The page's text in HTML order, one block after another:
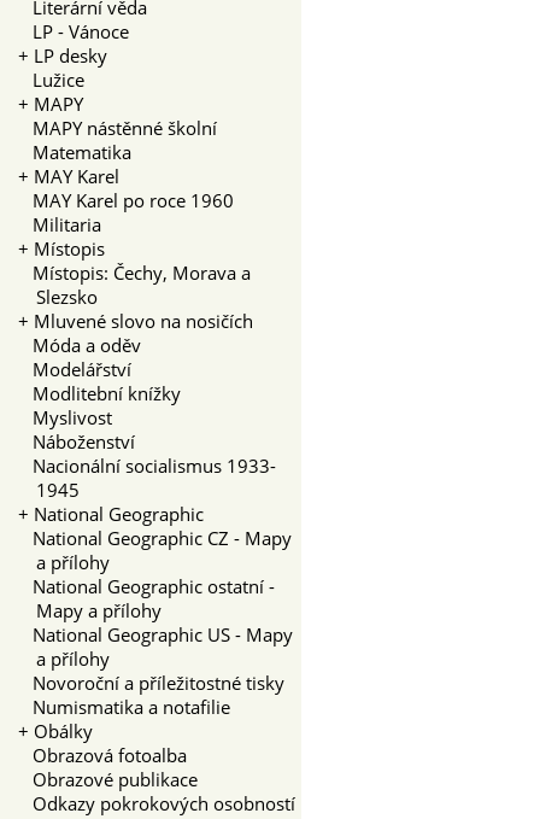
Literární věda
LP - Vánoce
+ LP desky
Lužice
+ MAPY
MAPY nástěnné školní
Matematika
+ MAY Karel
MAY Karel po roce 1960
Militaria
+ Místopis
Místopis: Čechy, Morava a
Slezsko
+ Mluvené slovo na nosičích
Móda a oděv
Modelářství
Modlitební knížky
Myslivost
Náboženství
Nacionální socialismus 1933-
1945
+ National Geographic
National Geographic CZ - Mapy
a přílohy
National Geographic ostatní -
Mapy a přílohy
National Geographic US - Mapy
a přílohy
Novoroční a příležitostné tisky
Numismatika a notafilie
+ Obálky
Obrazová fotoalba
Obrazové publikace
Odkazy pokrokových osobností